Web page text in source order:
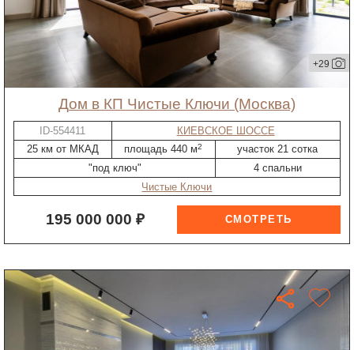
+29
дом в КП Чистые Ключи (Москва)
ID-554411
КИЕВСКОЕ ШОССЕ
25 км от МКАД
площадь 440 м2
участок 21 сотка
"под ключ"
4 спальни
Чистые Ключи
195 000 000 ₽